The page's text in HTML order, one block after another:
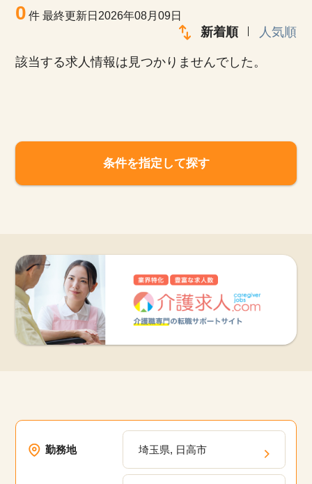
よくあるご質問
運営会社
0 件最終更新日2026年08月09日
新着順 人気順
該当する求人情報は見つかりませんでした。
条件を指定して探す
勤務地 埼玉県, 日高市